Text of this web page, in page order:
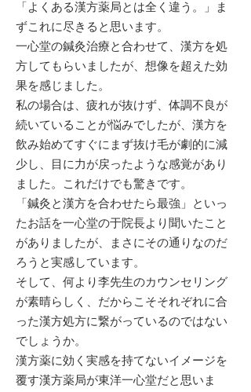
「よくある漢方薬局とは全く違う。」ま
ずこれに尽きると思います。
一心堂の鍼灸治療と合わせて、漢方を処
方してもらいましたが、想像を超えた効
果を感じました。
私の場合は、疲れが抜けず、体調不良が
続いていることが悩みでしたが、漢方を
飲み始めてすぐにまず抜け毛が劇的に減
少し、目に力が戻ったような感覚があり
ました。これだけでも驚きです。
「鍼灸と漢方を合わせたら最強」といっ
たお話を一心堂の于院長より聞いたこと
がありましたが、まさにその通りなのだ
ろうと実感しています。
そして、何より李先生のカウンセリング
が素晴らしく、だからこそそれぞれに合
った漢方処方に繋がっているのではない
でしょうか。
漢方薬に効く実感を持てないイメージを
覆す漢方薬局が東洋一心堂だと思いま